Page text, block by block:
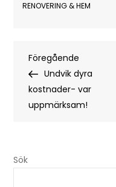
RENOVERING & HEM
Föregående
inlägg
Föregående
Undvik dyra
kostnader- var
uppmärksam!
Sök